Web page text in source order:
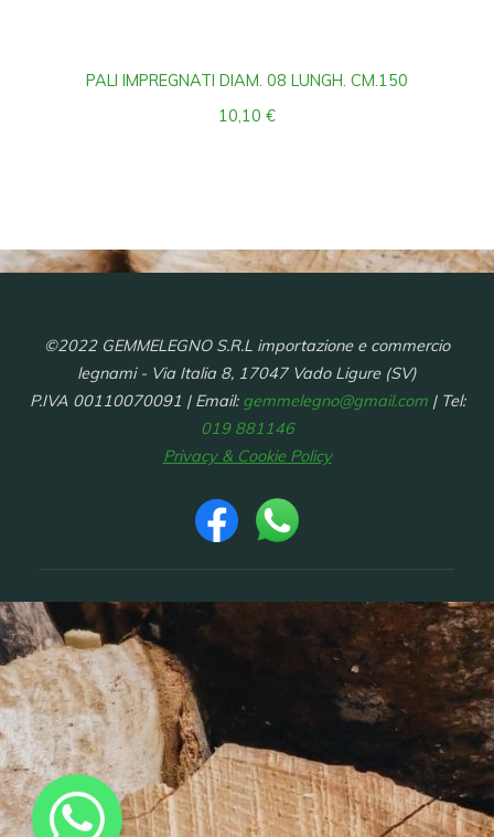
PALI IMPREGNATI DIAM. 08 LUNGH. CM.150
10,10 €
©2022 GEMMELEGNO S.R.L importazione e commercio
legnami - Via Italia 8, 17047 Vado Ligure (SV)
P.IVA 00110070091 | Email: gemmelegno@gmail.com| Tel:
019 881146
Privacy & Cookie Policy